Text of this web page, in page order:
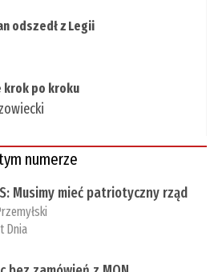
odszedł z Legii
krok po kroku
numerze
Musimy mieć patriotyczny rząd
Dnia